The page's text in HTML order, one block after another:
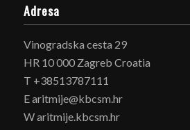
Adresa
Vinogradska cesta 29
HR 10 000 Zagreb Croatia
T +38513787111
E aritmije@kbcsm.hr
W aritmije.kbcsm.hr